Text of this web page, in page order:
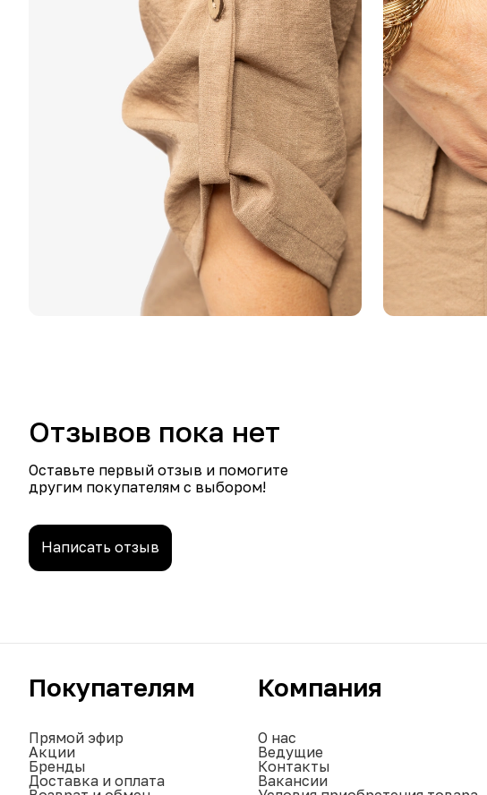
Отзывов пока нет
Оставьте первый отзыв и помогите
другим покупателям с выбором!
Написать отзыв
Покупателям
Прямой эфир
Акции
Бренды
Доставка и оплата
Компания
О нас
Ведущие
Контакты
Вакансии